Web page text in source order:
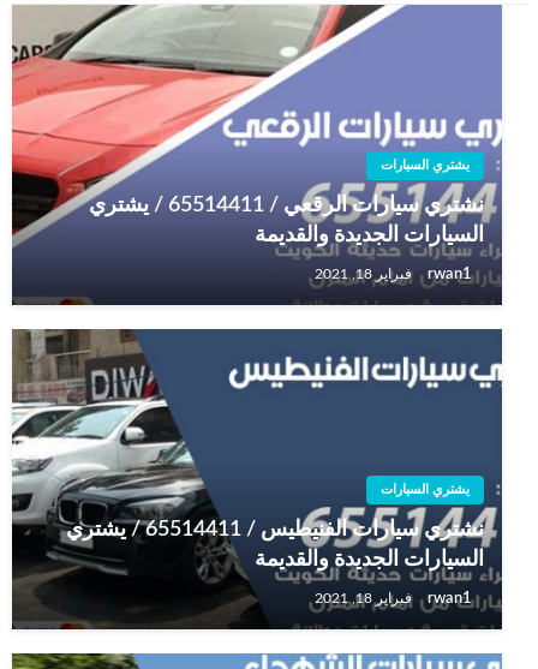
يشتري السيارات
نشتري سيارات الرقعي / 65514411 / يشتري
السيارات الجديدة والقديمة
rwan1 فبراير 18, 2021
يشتري السيارات
نشتري سيارات الفنيطيس / 65514411 / يشتري
السيارات الجديدة والقديمة
rwan1 فبراير 18, 2021